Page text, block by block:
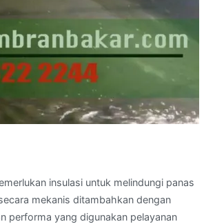
insulasi untuk melindungi panas
mekanis ditambahkan dengan
performa yang digunakan pelayanan